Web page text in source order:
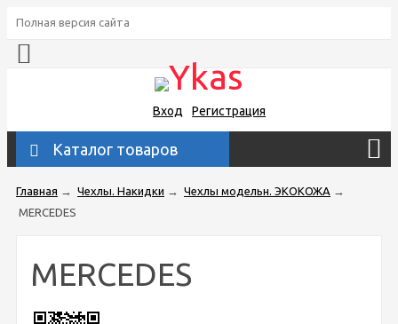
Полная версия сайта
Вход Регистрация
Каталог товаров
Главная → Чехлы. Накидки → Чехлы модельн. ЭКОКОЖА →
MERCEDES
MERCEDES